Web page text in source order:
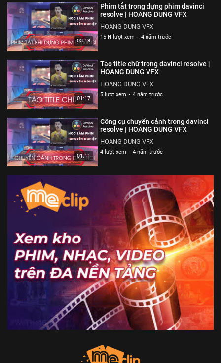
03:19
Phim tắt trong dựng phim davinci
resolve | HOANG DUNG VFX
HOANG DUNG VFX
15 N lượt xem - 4 năm trước
01:17
Tạo title chữ trong davinci resolve |
HOANG DUNG VFX
HOANG DUNG VFX
5 lượt xem - 4 năm trước
01:11
Công cụ chuyển cảnh trong davinci
resolve | HOANG DUNG VFX
HOANG DUNG VFX
4 lượt xem - 4 năm trước